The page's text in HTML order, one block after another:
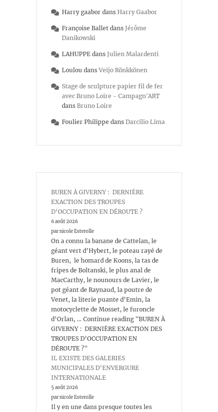
Harry gaabor dans Harry Gaabor
Françoise Ballet dans Jérôme
Danikowski
LAHUPPE dans Julien Malardenti
Loulou dans Veijo Rönkkönen
Stage de sculpture papier fil de fer
avec Bruno Loire - Campagn'ART
dans Bruno Loire
Foulier Philippe dans Darcilio Lima
BUREN À GIVERNY : DERNIÈRE
EXACTION DES TROUPES
D’OCCUPATION EN DÉROUTE ?
6 août 2026
par nicole Esterolle
On a connu la banane de Cattelan, le
géant vert d’Hybert, le poteau rayé de
Buren, le homard de Koons, la tas de
fripes de Boltanski, le plus anal de
MacCarthy, le nounours de Lavier, le
pot géant de Raynaud, la poutre de
Venet, la literie puante d’Emin, la
motocyclette de Mosset, le furoncle
d’Orlan, … Continue reading "BUREN À
GIVERNY : DERNIÈRE EXACTION DES
TROUPES D’OCCUPATION EN
DÉROUTE ?"
IL EXISTE DES GALERIES
MUNICIPALES D’ENVERGURE
INTERNATIONALE
5 août 2026
par nicole Esterolle
Il y en une dans presque toutes les